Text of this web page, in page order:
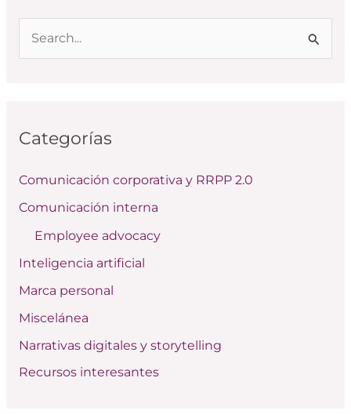
a
p
o
:
Categorías
Comunicación corporativa y RRPP 2.0
Comunicación interna
Employee advocacy
Inteligencia artificial
Marca personal
Miscelánea
Narrativas digitales y storytelling
Recursos interesantes